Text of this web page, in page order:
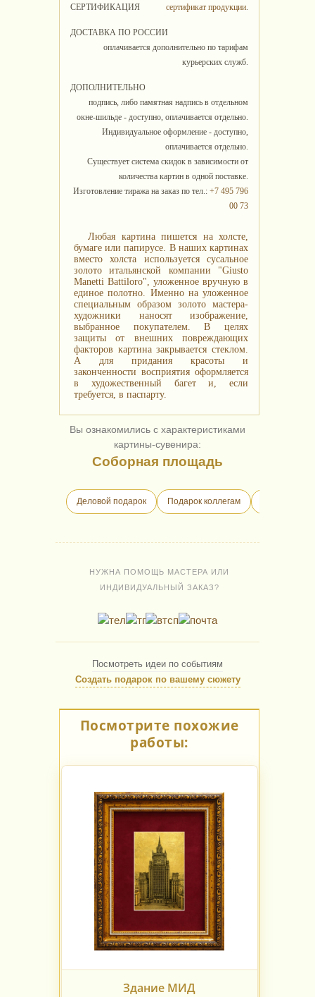
СЕРТИФИКАЦИЯ сертификат продукции.
ДОСТАВКА ПО РОССИИ
оплачивается дополнительно по тарифам
курьерских служб.
ДОПОЛНИТЕЛЬНО
подпись, либо памятная надпись в отдельном
окне-шильде - доступно, оплачивается отдельно.
Индивидуальное оформление - доступно,
оплачивается отдельно.
Существует система скидок в зависимости от
количества картин в одной поставке.
Изготовление тиража на заказ по тел.: +7 495 796
00 73
Любая картина пишется на холсте,
бумаге или папирусе. В наших картинах
вместо холста используется сусальное
золото итальянской компании "Giusto
Manetti Battiloro", уложенное вручную в
единое полотно. Именно на уложенное
специальным образом золото мастера-
художники наносят изображение,
выбранное покупателем. В целях
защиты от внешних повреждающих
факторов картина закрывается стеклом.
А для придания красоты и
законченности восприятия оформляется
в художественный багет и, если
требуется, в паспарту.
Вы ознакомились с характеристиками
картины-сувенира:
Соборная площадь
Деловой подарок Подарок коллегам
НУЖНА ПОМОЩЬ МАСТЕРА ИЛИ
ИНДИВИДУАЛЬНЫЙ ЗАКАЗ?
Посмотреть идеи по событиям
Создать подарок по вашему сюжету
Посмотрите похожие
работы:
Здание МИД